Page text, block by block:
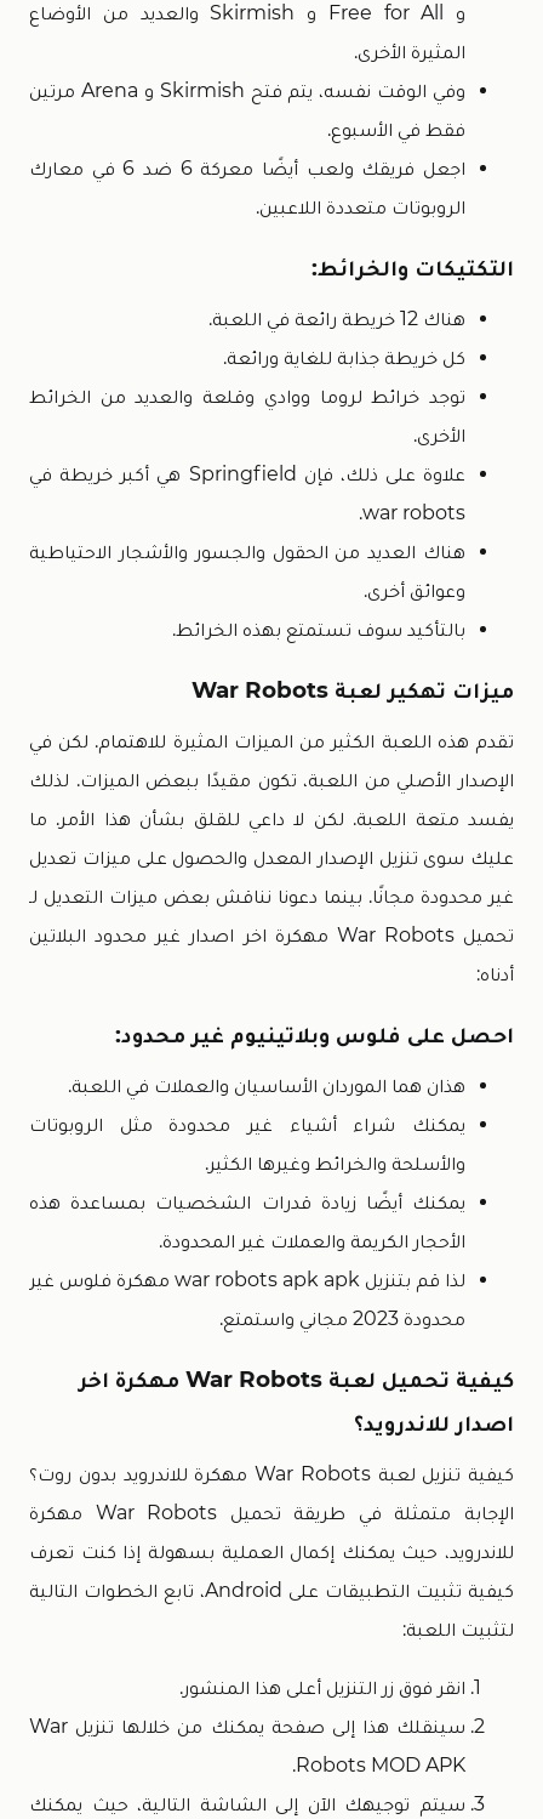
و Free for All و Skirmish والعديد من الأوضاع
المثيرة الأخرى.
وفي الوقت نفسه، يتم فتح Skirmish و Arena مرتين
فقط في الأسبوع.
اجعل فريقك ولعب أيضًا معركة 6 ضد 6 في معارك
الروبوتات متعددة اللاعبين.
التكتيكات والخرائط:
هناك 12 خريطة رائعة في اللعبة.
كل خريطة جذابة للغاية ورائعة.
توجد خرائط لروما ووادي وقلعة والعديد من الخرائط
الأخرى.
علاوة على ذلك، فإن Springfield هي أكبر خريطة في
war robots.
هناك العديد من الحقول والجسور والأشجار الاحتياطية
وعوائق أخرى.
بالتأكيد سوف تستمتع بهذه الخرائط.
ميزات تهكير لعبة War Robots
تقدم هذه اللعبة الكثير من الميزات المثيرة للاهتمام. لكن في
الإصدار الأصلي من اللعبة، تكون مقيدًا ببعض الميزات. لذلك
يفسد متعة اللعبة. لكن لا داعي للقلق بشأن هذا الأمر. ما
عليك سوى تنزيل الإصدار المعدل والحصول على ميزات تعديل
غير محدودة مجانًا. بينما دعونا نناقش بعض ميزات التعديل لـ
تحميل War Robots مهكرة اخر اصدار غير محدود البلاتين
أدناه:
احصل على فلوس وبلاتينيوم غير محدود:
هذان هما الموردان الأساسيان والعملات في اللعبة.
يمكنك شراء أشياء غير محدودة مثل الروبوتات
والأسلحة والخرائط وغيرها الكثير.
يمكنك أيضًا زيادة قدرات الشخصيات بمساعدة هذه
الأحجار الكريمة والعملات غير المحدودة.
لذا قم بتنزيل war robots apk apk مهكرة فلوس غير
محدودة 2023 مجاني واستمتع.
كيفية
تحميل لعبة War Robots مهكرة اخر
اصدار للاندرويد؟
كيفية تنزيل لعبة War Robots مهكرة للاندرويد بدون روت؟
الإجابة متمثلة في طريقة تحميل War Robots مهكرة
للاندرويد، حيث يمكنك إكمال العملية بسهولة إذا كنت تعرف
كيفية تثبيت التطبيقات على Android، تابع الخطوات التالية
لتثبيت اللعبة:
انقر فوق زر التنزيل أعلى هذا المنشور.
سينقلك هذا إلى صفحة يمكنك من خلالها تنزيل War
Robots MOD APK.
سيتم توجيهك الآن إلى الشاشة التالية، حيث يمكنك